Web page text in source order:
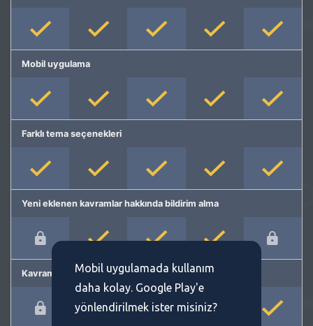
Mobil uygulama
Farklı tema seçenekleri
Yeni eklenen kavramlar hakkında bildirim alma
Kavram önermeMobil uygulamada kullanım
daha kolay. Google Play'e
yönlendirilmek ister misiniz?